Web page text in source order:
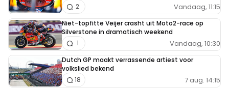
Vandaag, 11:15
2
Niet-topfitte Veijer crasht uit Moto2-race op
Silverstone in dramatisch weekend
Vandaag, 10:30
1
Dutch GP maakt verrassende artiest voor
volkslied bekend
7 aug. 14:15
18